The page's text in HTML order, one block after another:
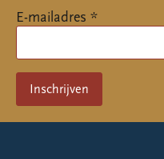
E-mailadres *